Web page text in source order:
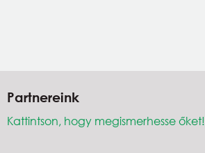
Partnereink
Kattintson, hogy megismerhesse őket!